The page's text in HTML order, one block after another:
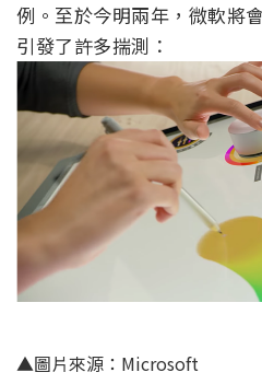
例。至於今明兩年，微軟將
引發了許多揣測：
▲圖片來源：Microsoft